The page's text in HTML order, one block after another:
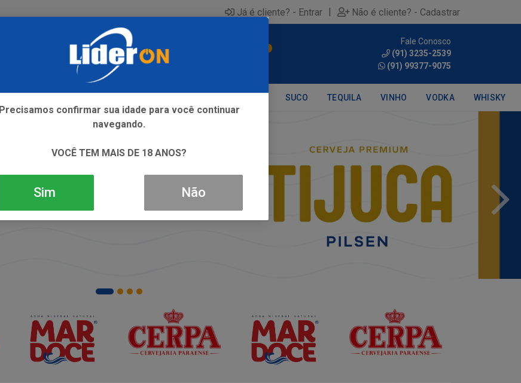
Já é cliente? - Entrar | Não é cliente? - Cadastrar
Fale Conosco
(91) 3235-2539
(91) 99377-9075
SUCO TEQUILA VINHO VODKA WHISKY
Precisamos confirmar sua idade para você continuar
navegando.
VOCÊ TEM MAIS DE 18 ANOS?
Sim Não